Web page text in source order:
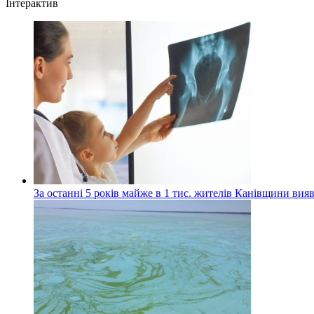
Інтерактив
За останні 5 років майже в 1 тис. жителів Канівщини